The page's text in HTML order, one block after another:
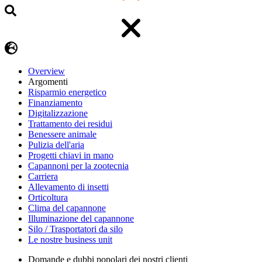
Overview
Argomenti
Risparmio energetico
Finanziamento
Digitalizzazione
Trattamento dei residui
Benessere animale
Pulizia dell'aria
Progetti chiavi in mano
Capannoni per la zootecnia
Carriera
Allevamento di insetti
Orticoltura
Clima del capannone
Illuminazione del capannone
Silo / Trasportatori da silo
Le nostre business unit
Domande e dubbi popolari dei nostri clienti